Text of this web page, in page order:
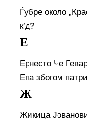
Ѓубре около
к’д?
Е
Ернесто Че
Епа збогом
Ж
Жикица